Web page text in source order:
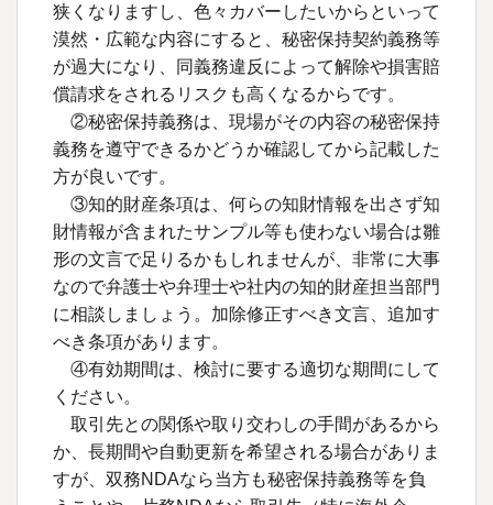
狭くなりますし、色々カバーしたいからといって
漠然・広範な内容にすると、秘密保持契約義務等
が過大になり、同義務違反によって解除や損害賠
償請求をされるリスクも高くなるからです。
②秘密保持義務は、現場がその内容の秘密保持
義務を遵守できるかどうか確認してから記載した
方が良いです。
③知的財産条項は、何らの知財情報を出さず知
財情報が含まれたサンプル等も使わない場合は雛
形の文言で足りるかもしれませんが、非常に大事
なので弁護士や弁理士や社内の知的財産担当部門
に相談しましょう。加除修正すべき文言、追加す
べき条項があります。
④有効期間は、検討に要する適切な期間にして
ください。
取引先との関係や取り交わしの手間があるから
か、長期間や自動更新を希望される場合がありま
すが、双務NDAなら当方も秘密保持義務等を負